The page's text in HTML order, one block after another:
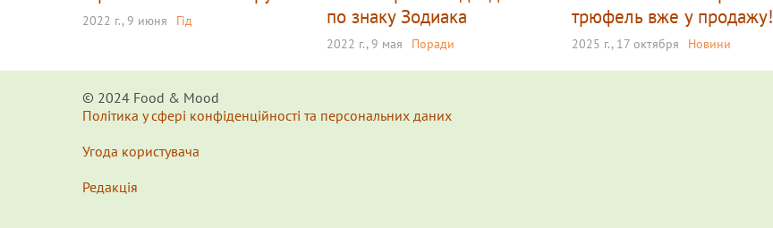
2022 г., 9 июня Гід
по знаку Зодиака
2022 г., 9 мая Поради
трюфель вже у продажу!
2025 г., 17 октября Новини
© 2024 Food & Мood
Політика у сфері конфіденційності та персональних даних
Угода користувача
Редакція